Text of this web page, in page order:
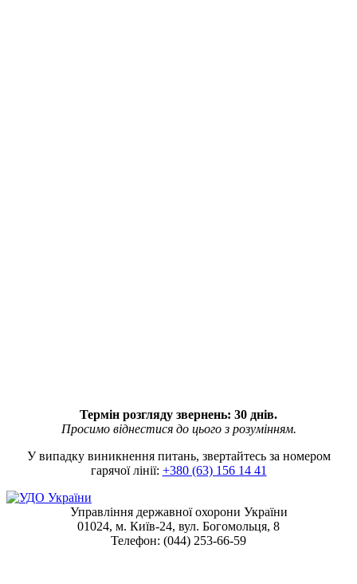
Термін розгляду звернень: 30 днів.
Просимо віднестися до цього з розумінням.
У випадку виникнення питань, звертайтесь за номером
гарячої лінії: +380 (63) 156 14 41
Управління державної охорони України
01024, м. Київ-24, вул. Богомольця, 8
Телефон: (044) 253-66-59